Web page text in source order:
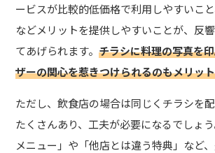
ービスが比較的低価格で利用しやすいこ
などメリットを提供しやすいことが、反
てあげられます。チラシに料理の写真を
ザーの関心を惹きつけられるのもメリッ
ただし、飲食店の場合は同じくチラシを
たくさんあり、工夫が必要になるでしょ
メニュー」や「他店とは違う特典」など